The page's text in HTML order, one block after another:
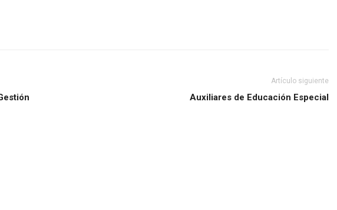
Artículo siguiente
Auxiliares de Educación Especial